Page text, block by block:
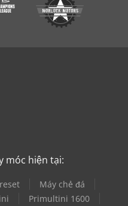
móc hiện tại:
Máy chẻ đá
Primultini 1600